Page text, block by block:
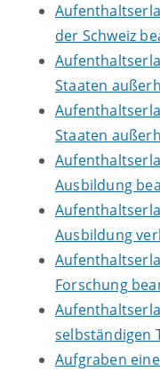
der Schweiz
Staaten
Staaten
Ausbildung
Ausbildung
Forschung
selbständigen
Aufgraben